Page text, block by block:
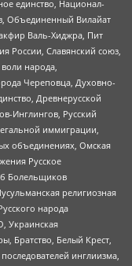
единство, Национал-
Объединенный Вилайат
Валь-Хиджра, Пит
России, Славянский союз,
народа,
Череповца, Духовно-
Древнерусской
Инглингов, Русский
иммиграции,
объединениях, Омская
Русское
Болельщиков
религиозная
народа
Украинская
Братство, Белый Крест,
инглиизма,